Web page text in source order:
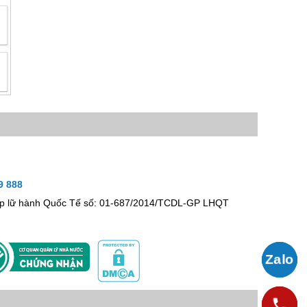
888
lữ hành Quốc Tế số: 01-687/2014/TCDL-GP LHQT